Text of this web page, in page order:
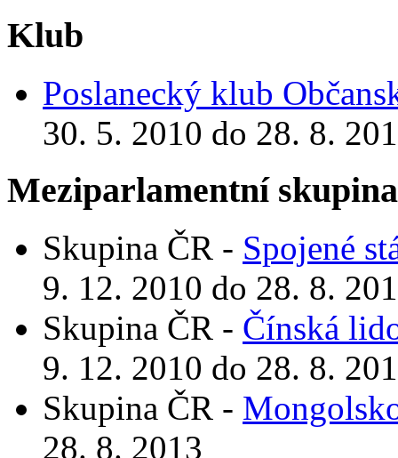
Klub
Poslanecký klub
30. 5. 2010 do 28. 8.
Meziparlamentní
Skupina ČR - Spojené
9. 12. 2010 do 28. 8.
Skupina ČR - Čínská
9. 12. 2010 do 28. 8.
Skupina ČR -
28. 8. 2013